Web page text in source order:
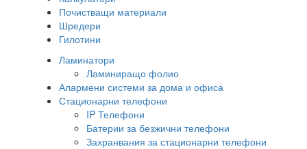
Почистващи материали
Шредери
Гилотини
Ламинатори
Ламиниращо фолио
Алармени системи за дома и офиса
Стационарни телефони
IP Телефони
Батерии за безжични телефони
Захранвания за стационарни телефони